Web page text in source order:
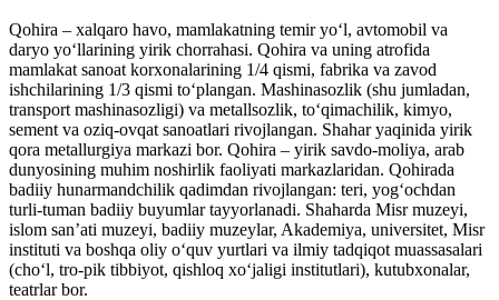
Qohira – xalqaro havo, mamlakatning temir yoʻl, avtomobil va
daryo yoʻllarining yirik chorrahasi. Qohira va uning atrofida
mamlakat sanoat korxonalarining 1/4 qismi, fabrika va zavod
ishchilarining 1/3 qismi toʻplangan. Mashinasozlik (shu jumladan,
transport mashinasozligi) va metallsozlik, toʻqimachilik, kimyo,
sement va oziq-ovqat sanoatlari rivojlangan. Shahar yaqinida yirik
qora metallurgiya markazi bor. Qohira – yirik savdo-moliya, arab
dunyosining muhim noshirlik faoliyati markazlaridan. Qohirada
badiiy hunarmandchilik qadimdan rivojlangan: teri, yogʻochdan
turli-tuman badiiy buyumlar tayyorlanadi. Shaharda Misr muzeyi,
islom sanʼati muzeyi, badiiy muzeylar, Akademiya, universitet, Misr
instituti va boshqa oliy oʻquv yurtlari va ilmiy tadqiqot muassasalari
(choʻl, tro-pik tibbiyot, qishloq xoʻjaligi institutlari), kutubxonalar,
teatrlar bor.